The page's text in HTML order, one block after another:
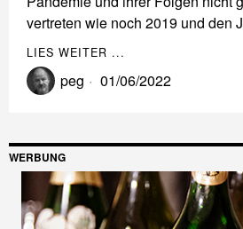
vertreten wie noch 2019 und den
LIES WEITER ...
peg 01/06/2022
WERBUNG